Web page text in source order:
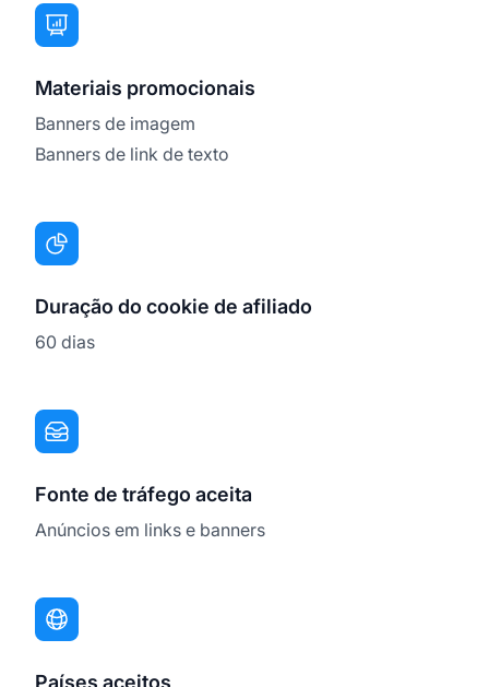
Materiais promocionais
Banners de imagem
Banners de link de texto
Duração do cookie de afiliado
60 dias
Fonte de tráfego aceita
Anúncios em links e banners
Países aceitos